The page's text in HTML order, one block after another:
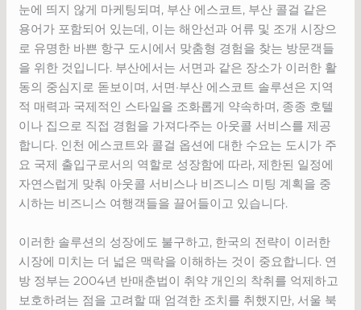
눈에 띄지 않게 마케팅되며, 부산 에스코트, 부산 콜걸 같은
용어가 포함되어 있는데, 이는 해안선과 어류 및 조개 시장으
로 유명한 바쁜 항구 도시에서 맞춤형 경험을 찾는 방문객들
을 위한 것입니다. 부산에서는 서면과 같은 장소가 이러한 활
동의 중심지로 돋보이며, 서면·부산 에스코트 솔루션은 지역
적 매력과 국제적인 스타일을 조화롭게 약속하며, 종종 호텔
이나 집으로 직접 경험을 가져다주는 아웃콜 서비스를 제공
합니다. 인천 에스코트와 콜걸 옵션에 대한 수요는 도시가 주
요 국제 출입구로서의 역할로 성장함에 따라, 제한된 일정에
자연스럽게 맞춰 아웃콜 서비스나 비즈니스 미팅 계획을 중
시하는 비즈니스 여행객들을 끌어들이고 있습니다.
이러한 솔루션의 성장에도 불구하고, 한국의 전략이 이러한
시장에 미치는 더 넓은 맥락을 이해하는 것이 중요합니다. 연
방 정부는 2004년 반매춘법이 취약 개인의 착취를 억제하고
보호하려는 점을 고려할 때 엄격한 조치를 취했지만, 서울 북